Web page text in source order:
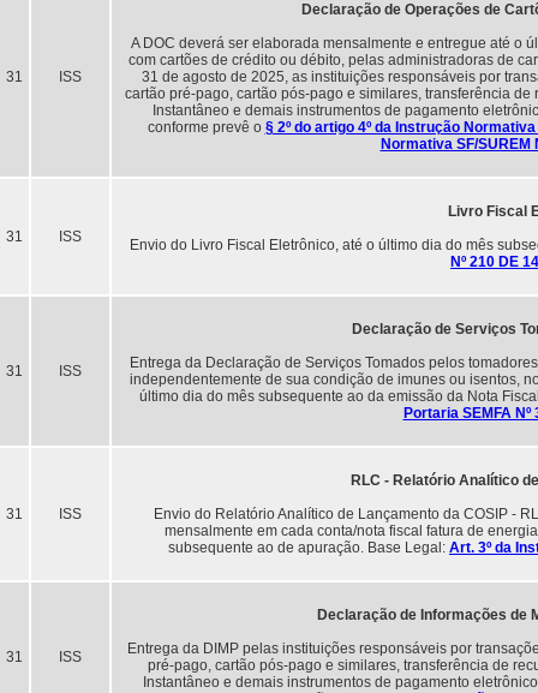
31 ISS
Declaração de Operações de
A DOC deverá ser elaborada mensalmente e entregue até o
com cartões de crédito ou débito, pelas administradoras de
31 de agosto de 2025, as instituições responsáveis por
cartão pré-pago, cartão pós-pago e similares, transferência
Instantâneo e demais instrumentos de pagamento
conforme prevê o § 2º do artigo 4º da Instrução Normativa
Normativa SF/SUREM
31 ISS
Livro Fiscal
Envio do Livro Fiscal Eletrônico, até o último dia do mês
Nº 210 DE
31 ISS
Declaração de Serviços
Entrega da Declaração de Serviços Tomados pelos
independentemente de sua condição de imunes ou isentos,
último dia do mês subsequente ao da emissão da Nota
Portaria SEMFA Nº
31 ISS
RLC - Relatório Analítico
Envio do Relatório Analítico de Lançamento da COSIP -
mensalmente em cada conta/nota fiscal fatura de
subsequente ao de apuração. Base Legal: Art. 3º da
31 ISS
Declaração de Informações de
Entrega da DIMP pelas instituições responsáveis por
pré-pago, cartão pós-pago e similares, transferência de
Instantâneo e demais instrumentos de pagamento